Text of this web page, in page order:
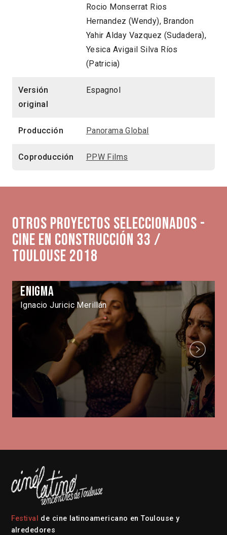
Rocio Monserrat Rios
Hernandez (Wendy), Brandon
Yahir Alday Vazquez (Sudadera),
Yesica Avigail Silva Ríos
(Patricia)
Versión
original
Espagnol
Producción Panorama Global
Coproducción PPW Films
Otros proyectos seleccionados -
Cine en Construcción 33 /
Toulouse 2018
Enigma
Ignacio Juricic Merillán
Next
Festival
de cine latinoamericano en Toulouse y
alrededores